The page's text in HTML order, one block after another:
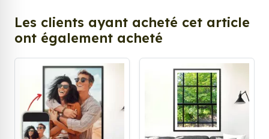
Les clients ayant acheté cet article
ont également acheté